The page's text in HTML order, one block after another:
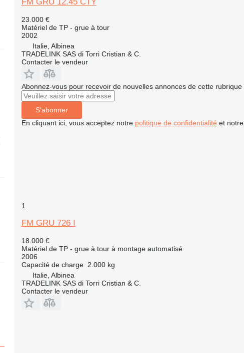
23.000 €
Matériel de TP - grue à tour
2002
Italie, Albinea
TRADELINK SAS di Torri Cristian & C.
Contacter le vendeur
Abonnez-vous pour recevoir de nouvelles annonces de cette rubrique
S'abonner
En cliquant ici, vous acceptez notre politique de confidentialité et notre
1
FM GRU 726 I
18.000 €
Matériel de TP - grue à tour à montage automatisé
2006
Capacité de charge 2.000 kg
Italie, Albinea
TRADELINK SAS di Torri Cristian & C.
Contacter le vendeur